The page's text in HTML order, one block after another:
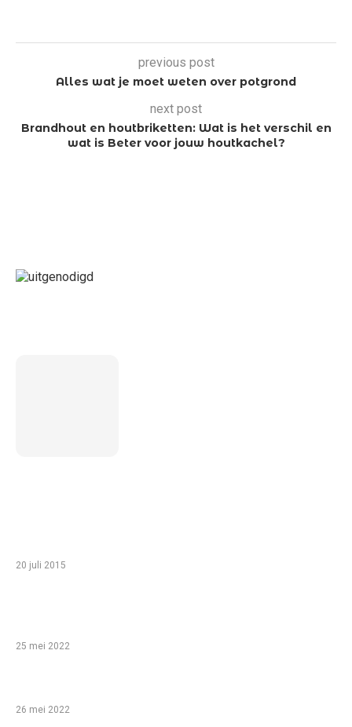
previous post
Alles wat je moet weten over potgrond
next post
Brandhout en houtbriketten: Wat is het verschil en
wat is Beter voor jouw houtkachel?
20 juli 2015
25 mei 2022
26 mei 2022